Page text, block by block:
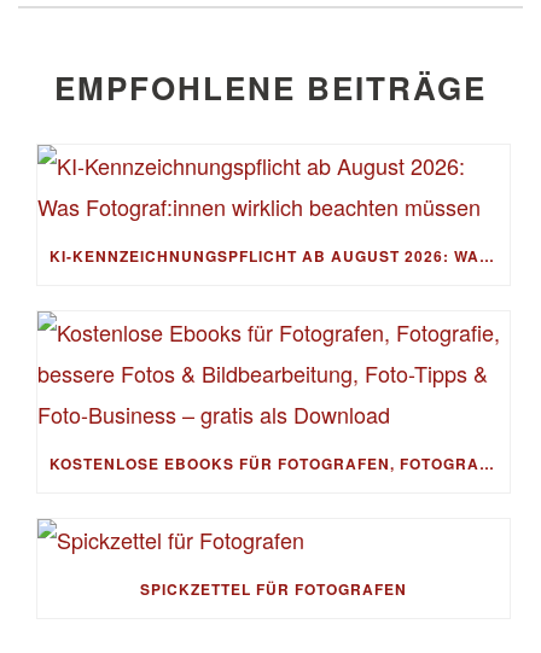
EMPFOHLENE BEITRÄGE
KI-KENNZEICHNUNGSPFLICHT AB AUGUST 2026: WAS FOTOGRAF:INNEN WIRKLICH BEACHTEN MÜSSEN
KOSTENLOSE EBOOKS FÜR FOTOGRAFEN, FOTOGRAFIE, BESSERE FOTOS & BILDBEARBEITUNG, FOTO-TIPPS & FOTO-BUSINESS – GRATIS ALS DOWNLOAD
SPICKZETTEL FÜR FOTOGRAFEN